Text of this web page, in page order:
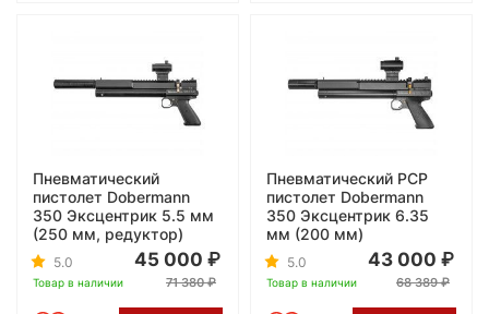
Пневматический
пистолет Dobermann
350 Эксцентрик 5.5 мм
(250 мм, редуктор)
5.0
Товар в наличии
45 000
71 380
Пневматический PCP
пистолет Dobermann
350 Эксцентрик 6.35
мм (200 мм)
5.0
Товар в наличии
43 000
68 389